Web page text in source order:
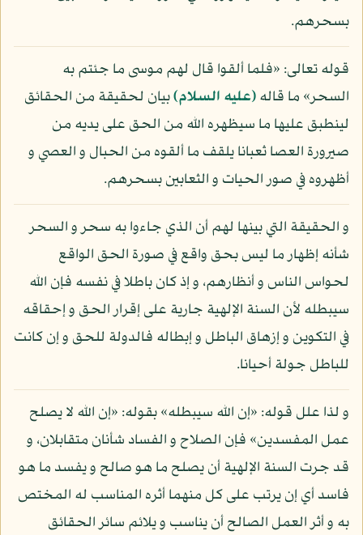
بسحرهم.
قوله تعالى: «فلما ألقوا قال لهم موسى ما جئتم به
السحر» ما قاله(عليه السلام)بيان لحقيقة من الحقائق
لينطبق عليها ما سيظهره الله من الحق على يديه من
صيرورة العصا ثعبانا يلقف ما ألقوه من الحبال و العصي و
أظهروه في صور الحيات و الثعابين بسحرهم.
و الحقيقة التي بينها لهم أن الذي جاءوا به سحر و السحر
شأنه إظهار ما ليس بحق واقع في صورة الحق الواقع
لحواس الناس و أنظارهم، و إذ كان باطلا في نفسه فإن الله
سيبطله لأن السنة الإلهية جارية على إقرار الحق و إحقاقه
في التكوين و إزهاق الباطل و إبطاله فالدولة للحق و إن كانت
للباطل جولة أحيانا.
و لذا علل قوله: «إن الله سيبطله» بقوله: «إن الله لا يصلح
عمل المفسدين» فإن الصلاح و الفساد شأنان متقابلان، و
قد جرت السنة الإلهية أن يصلح ما هو صالح و يفسد ما هو
فاسد أي إن يرتب على كل منهما أثره المناسب له المختص
به و أثر العمل الصالح أن يناسب و يلائم سائر الحقائق